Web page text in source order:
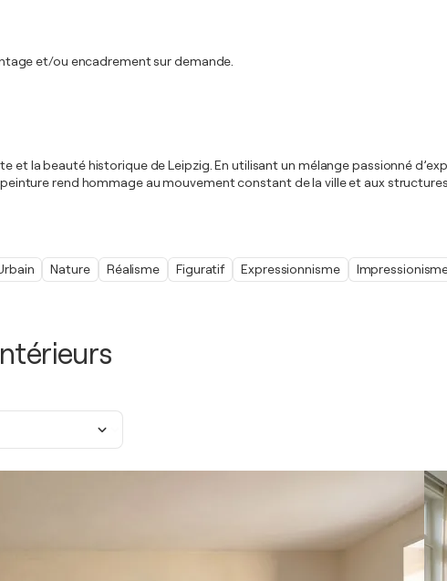
et/ou encadrement sur demande.
et la beauté historique de Leipzig. En utilisant un mélange passionné
rend hommage au mouvement constant de la ville et aux
Nature Réalisme Figuratif Expressionnisme